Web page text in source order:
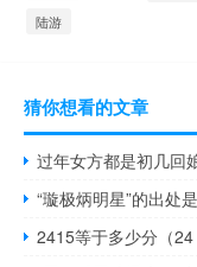
陆游
猜你想看的文章
过年女方都是初几回
“璇极炳明星”的出处
2415等于多少分（24